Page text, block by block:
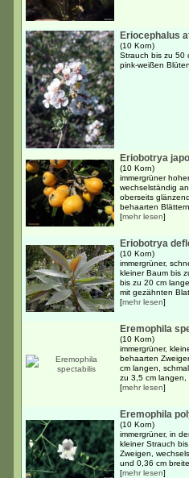
Eriocephalus
(10 Korn)
Strauch bis zu 50
pink-weißen
Eriobotrya
(10 Korn)
immergrüner
wechselständig
oberseits
behaarten
[mehr lesen]
Eriobotrya
(10 Korn)
immergrüner,
kleiner Baum bis
bis zu 20 cm
mit gezähnten
[mehr lesen]
Eremophila
(10 Korn)
immergrüner,
behaarten
cm langen,
zu 3,5 cm langen,
[mehr lesen]
Eremophila
(10 Korn)
immergrüner, in
kleiner Strauch
Zweigen,
und 0,36 cm
[mehr lesen]